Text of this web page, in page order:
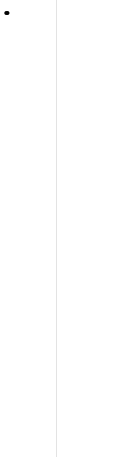
•